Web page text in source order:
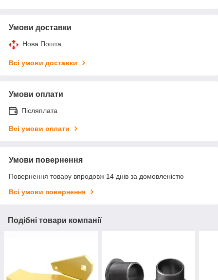
Умови доставки
Нова Пошта
Всі умови доставки
Умови оплати
Післяплата
Всі умови оплати
Умови повернення
Повернення товару впродовж 14 днів за домовленістю
Всі умови повернення
Подібні товари компанії